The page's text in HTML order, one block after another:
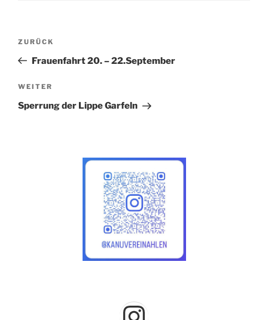
Beitragsnavigation
Vorheriger
Beitrag
ZURÜCK
Frauenfahrt 20. – 22.September
Nächster
Beitrag
WEITER
Sperrung der Lippe Garfeln